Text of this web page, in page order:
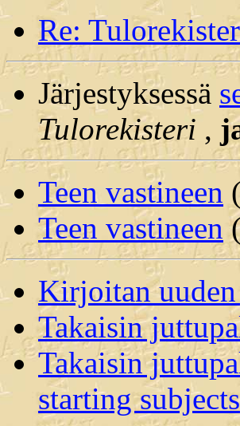
Re:
Järjestyksessä
Tulorekisteri ,
Teen vastineen
Teen vastineen
Kirjoitan uuden
Takaisin
Takaisin
starting subjects